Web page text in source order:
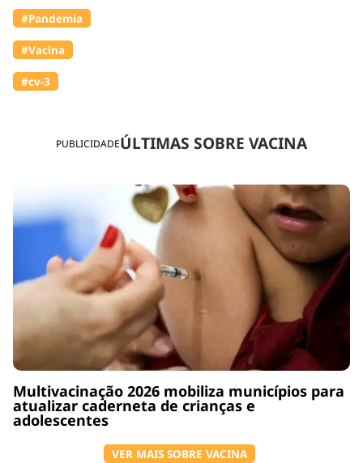
PUBLICIDADEÚLTIMAS SOBRE VACINA
Multivacinação 2026 mobiliza municípios para
atualizar caderneta de crianças e
adolescentes
VER MAIS SOBRE VACINA
#Pandemia
#Vacina
#cv-3